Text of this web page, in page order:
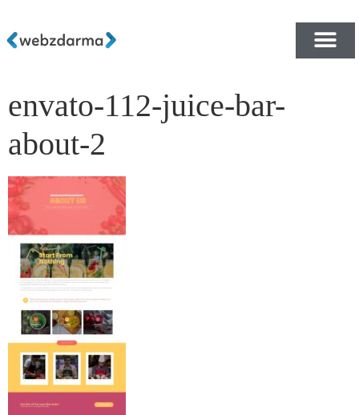
envato-112-juice-bar-
about-2